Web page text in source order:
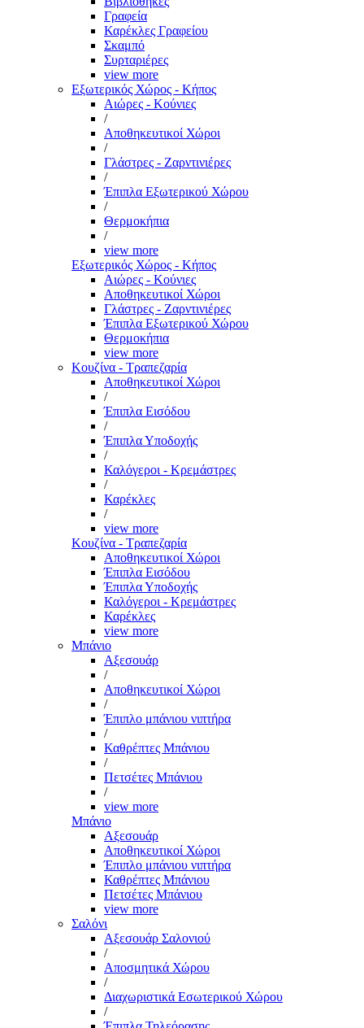
Γραφεία
Καρέκλες Γραφείου
Σκαμπό
Συρταριέρες
view more
Εξωτερικός Χώρος - Κήπος
Αιώρες - Κούνιες
/
Αποθηκευτικοί Χώροι
/
Γλάστρες - Ζαρντινιέρες
/
Έπιπλα Εξωτερικού Χώρου
/
Θερμοκήπια
/
view more
Εξωτερικός Χώρος - Κήπος
Αιώρες - Κούνιες
Αποθηκευτικοί Χώροι
Γλάστρες - Ζαρντινιέρες
Έπιπλα Εξωτερικού Χώρου
Θερμοκήπια
view more
Κουζίνα - Τραπεζαρία
Αποθηκευτικοί Χώροι
/
Έπιπλα Εισόδου
/
Έπιπλα Υποδοχής
/
Καλόγεροι - Κρεμάστρες
/
Καρέκλες
/
view more
Κουζίνα - Τραπεζαρία
Αποθηκευτικοί Χώροι
Έπιπλα Εισόδου
Έπιπλα Υποδοχής
Καλόγεροι - Κρεμάστρες
Καρέκλες
view more
Μπάνιο
Αξεσουάρ
/
Αποθηκευτικοί Χώροι
/
Έπιπλο μπάνιου νιπτήρα
/
Καθρέπτες Μπάνιου
/
Πετσέτες Μπάνιου
/
view more
Μπάνιο
Αξεσουάρ
Αποθηκευτικοί Χώροι
Έπιπλο μπάνιου νιπτήρα
Καθρέπτες Μπάνιου
Πετσέτες Μπάνιου
view more
Σαλόνι
Αξεσουάρ Σαλονιού
/
Αποσμητικά Χώρου
/
Διαχωριστικά Εσωτερικού Χώρου
/